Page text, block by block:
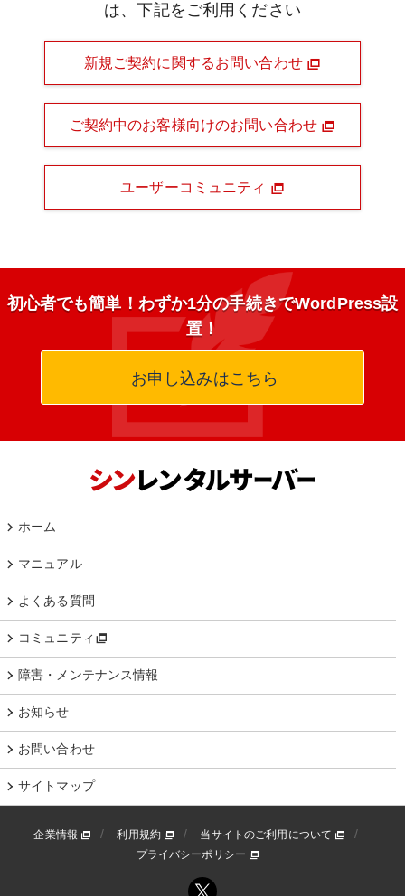
は、下記をご利用ください
新規ご契約に関するお問い合わせ
ご契約中のお客様向けのお問い合わせ
ユーザーコミュニティ
初心者でも簡単！わずか1分の手続きでWordPress設
置！
お申し込みはこちら
ホーム
マニュアル
よくある質問
コミュニティ
障害・メンテナンス情報
お知らせ
お問い合わせ
サイトマップ
企業情報 利用規約
当サイトのご利用について
プライバシーポリシー